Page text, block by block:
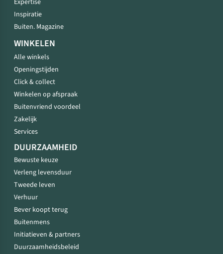
Expertise
Inspiratie
Buiten. Magazine
WINKELEN
Alle winkels
Openingstijden
Click & collect
Winkelen op afspraak
Buitenvriend voordeel
Zakelijk
Services
DUURZAAMHEID
Bewuste keuze
Verleng levensduur
Tweede leven
Verhuur
Bever koopt terug
Buitenmens
Initiatieven & partners
Duurzaamheidsbeleid